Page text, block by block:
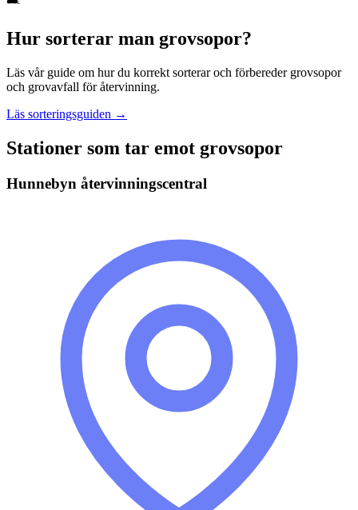
Hur sorterar man grovsopor?
Läs vår guide om hur du korrekt sorterar och förbereder grovsopor
och grovavfall för återvinning.
Läs sorteringsguiden →
Stationer som tar emot grovsopor
Hunnebyn återvinningscentral